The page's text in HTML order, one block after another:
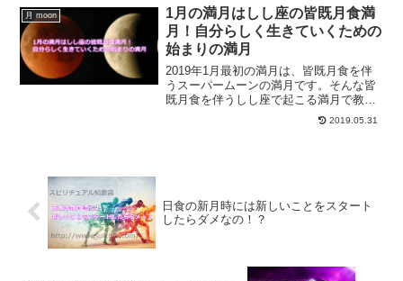
て、ボイドタイムについて知っておくべ
き知識について解説していきます。
月 moon
1月の満月はしし座の皆既月食満
月！自分らしく生きていくための
始まりの満月
2019年1月最初の満月は、皆既月食を伴
うスーパームーンの満月です。そんな皆
既月食を伴うしし座で起こる満月で教え
てくれているのは、あなたらしく生きて
いくためにはどうしたらいいか？という
2019.05.31
日食の新月時には新しいことをスタート
したらダメなの！？